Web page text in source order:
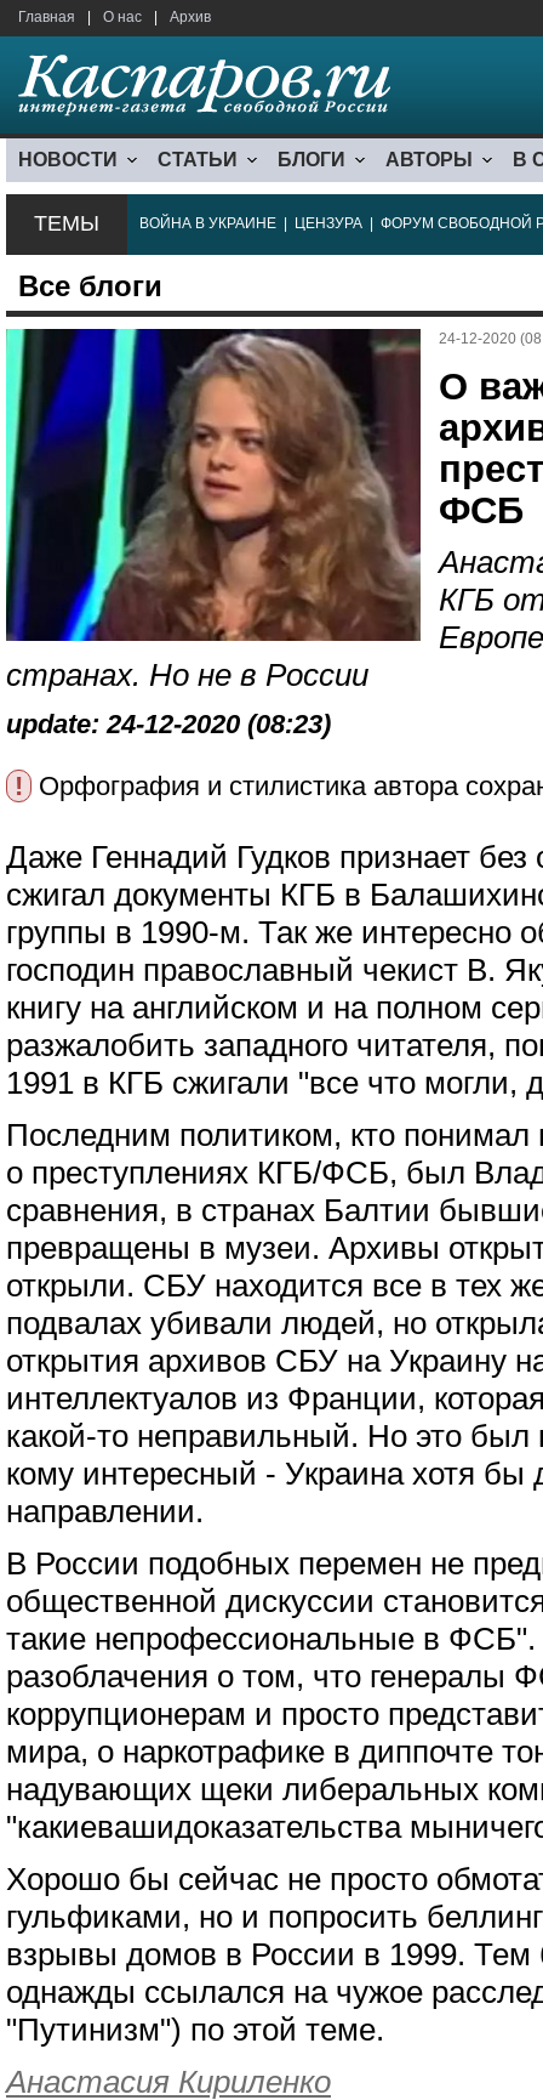
Главная О нас Архив
НОВОСТИ СТАТЬИ БЛОГИ АВТОРЫ В
ТЕМЫ ВОЙНА В УКРАИНЕ ЦЕНЗУРА ФОРУМ СВОБОДНОЙ
Все блоги
24-12-2020
О
ФСБ
КГБ
странах. Но не в России
update: 24-12-2020 (08:23)
! Орфография и стилистика автора
Даже Геннадий Гудков признает без
сжигал документы КГБ в
группы в 1990-м. Так же интересно
господин православный чекист В.
книгу на английском и на полном
разжалобить западного читателя,
1991 в КГБ сжигали "все что могли,
Последним политиком, кто
о преступлениях КГБ/ФСБ, был
сравнения, в странах Балтии
превращены в музеи. Архивы
открыли. СБУ находится все в тех
подвалах убивали людей, но
открытия архивов СБУ на Украину
интеллектуалов из Франции,
какой-то неправильный. Но это
кому интересный - Украина хотя бы
направлении.
В России подобных перемен не
общественной дискуссии
такие непрофессиональные в
разоблачения о том, что генералы
коррупционерам и просто
мира, о наркотрафике в диппочте
надувающих щеки либеральных
"какиевашидоказательства
Хорошо бы сейчас не просто
гульфиками, но и попросить
взрывы домов в России в 1999.
однажды ссылался на чужое
"Путинизм") по этой теме.
Анастасия Кириленко